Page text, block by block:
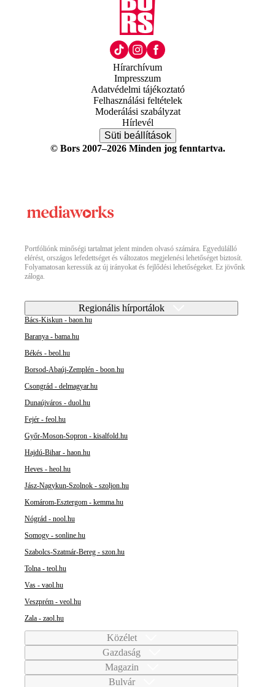
Hírarchívum
Impresszum
Adatvédelmi tájékoztató
Felhasználási feltételek
Moderálási szabályzat
Hírlevél
Süti beállítások
© Bors 2007–2026 Minden jog fenntartva.
Portfóliónk minőségi tartalmat jelent minden olvasó számára. Egyedülálló
elérést, országos lefedettséget és változatos megjelenési lehetőséget biztosít.
Folyamatosan keressük az új irányokat és fejlődési lehetőségeket. Ez jövőnk
záloga.
Regionális hírportálok
Bács-Kiskun - baon.hu
Baranya - bama.hu
Békés - beol.hu
Borsod-Abaúj-Zemplén - boon.hu
Csongrád - delmagyar.hu
Dunaújváros - duol.hu
Fejér - feol.hu
Győr-Moson-Sopron - kisalfold.hu
Hajdú-Bihar - haon.hu
Heves - heol.hu
Jász-Nagykun-Szolnok - szoljon.hu
Komárom-Esztergom - kemma.hu
Nógrád - nool.hu
Somogy - sonline.hu
Szabolcs-Szatmár-Bereg - szon.hu
Tolna - teol.hu
Vas - vaol.hu
Veszprém - veol.hu
Zala - zaol.hu
Közélet
Gazdaság
Magazin
Bulvár